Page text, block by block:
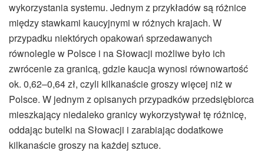
wykorzystania systemu. Jednym z przykładów są różnice
między stawkami kaucyjnymi w różnych krajach. W
przypadku niektórych opakowań sprzedawanych
równolegle w Polsce i na Słowacji możliwe było ich
zwrócenie za granicą, gdzie kaucja wynosi równowartość
ok. 0,62–0,64 zł, czyli kilkanaście groszy więcej niż w
Polsce. W jednym z opisanych przypadków przedsiębiorca
mieszkający niedaleko granicy wykorzystywał tę różnicę,
oddając butelki na Słowacji i zarabiając dodatkowe
kilkanaście groszy na każdej sztuce.